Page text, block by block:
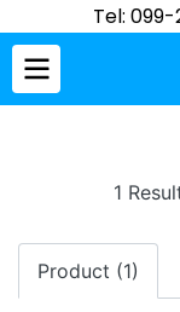
Tel:
1
Product (1)